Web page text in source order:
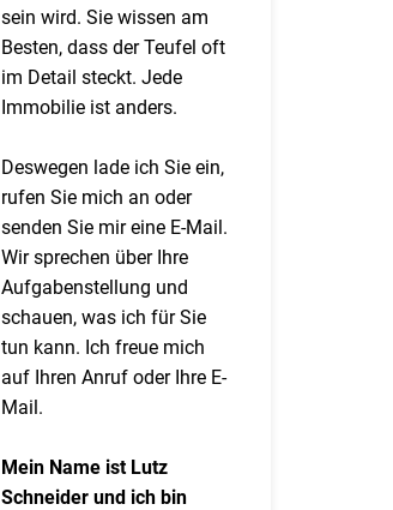
sein wird. Sie wissen am
Besten, dass der Teufel oft
im Detail steckt. Jede
Immobilie ist anders.
Deswegen lade ich Sie ein,
rufen Sie mich an oder
senden Sie mir eine E-Mail.
Wir sprechen über Ihre
Aufgabenstellung und
schauen, was ich für Sie
tun kann. Ich freue mich
auf Ihren Anruf oder Ihre E-
Mail.
Mein Name ist Lutz
Schneider und ich bin